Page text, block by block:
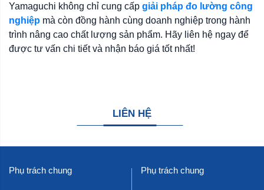
Yamaguchi không chỉ cung cấp giải pháp đo lường công
nghiệp mà còn đồng hành cùng doanh nghiệp trong hành
trình nâng cao chất lượng sản phẩm. Hãy liên hệ ngay để
được tư vấn chi tiết và nhận báo giá tốt nhất!
LIÊN HỆ
Phụ trách chung Phụ trách chung